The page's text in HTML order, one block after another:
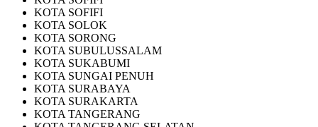
KOTA SOFIFI
KOTA SOLOK
KOTA SORONG
KOTA SUBULUSSALAM
KOTA SUKABUMI
KOTA SUNGAI PENUH
KOTA SURABAYA
KOTA SURAKARTA
KOTA TANGERANG